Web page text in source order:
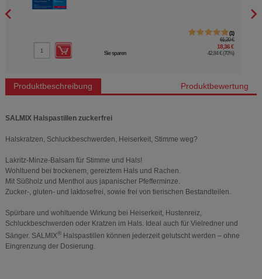
1
61,20 €
18,36 €
Sie sparen 42,84 € (70%)
Produktbeschreibung Produktbewertung
SALMIX Halspastillen zuckerfrei
Halskratzen, Schluckbeschwerden, Heiserkeit, Stimme weg?
Lakritz-Minze-Balsam für Stimme und Hals!
Wohltuend bei trockenem, gereiztem Hals und Rachen.
Mit Süßholz und Menthol aus japanischer Pfefferminze.
Zucker-, gluten- und laktosefrei, sowie frei von tierischen Bestandteilen.
Spürbare und wohltuende Wirkung bei Heiserkeit, Hustenreiz,
Schluckbeschwerden oder Kratzen im Hals. Ideal auch für Vielredner und
Sänger. SALMIX®Halspastillen können jederzeit gelutscht werden – ohne
Eingrenzung der Dosierung.